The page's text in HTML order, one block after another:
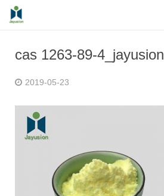
Aseguramiento de la calidad
En contacto con nosotros
cas 1263-89-4_jayusion
2019-05-23